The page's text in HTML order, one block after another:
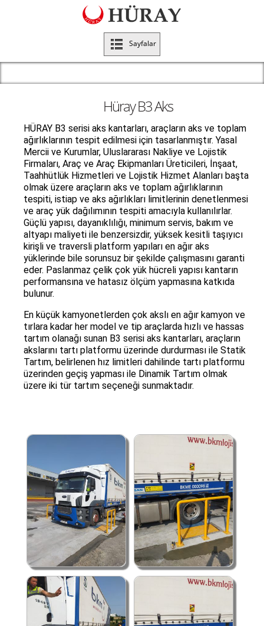
Sayfalar
Hüray B3 Aks
HÜRAY B3 serisi aks kantarları, araçların aks ve toplam
ağırlıklarının tespit edilmesi için tasarlanmıştır. Yasal
Mercii ve Kurumlar, Uluslararası Nakliye ve Lojistik
Firmaları, Araç ve Araç Ekipmanları Üreticileri, İnşaat,
Taahhütlük Hizmetleri ve Lojistik Hizmet Alanları başta
olmak üzere araçların aks ve toplam ağırlıklarının
tespiti, istiap ve aks ağırlıkları limitlerinin denetlenmesi
ve araç yük dağılımının tespiti amacıyla kullanılırlar.
Güçlü yapısı, dayanıklılığı, minimum servis, bakım ve
altyapı maliyeti ile benzersizdir, yüksek kesitli taşıyıcı
kirişli ve traversli platform yapıları en ağır aks
yüklerinde bile sorunsuz bir şekilde çalışmasını garanti
eder. Paslanmaz çelik çok yük hücreli yapısı kantarın
performansına ve hatasız ölçüm yapmasına katkıda
bulunur.
En küçük kamyonetlerden çok akslı en ağır kamyon ve
tırlara kadar her model ve tip araçlarda hızlı ve hassas
tartım olanağı sunan B3 serisi aks kantarları, araçların
akslarını tartı platformu üzerinde durdurması ile Statik
Tartım, belirlenen hız limitleri dahilinde tartı platformu
üzerinden geçiş yapması ile Dinamik Tartım olmak
üzere iki tür tartım seçeneği sunmaktadır.